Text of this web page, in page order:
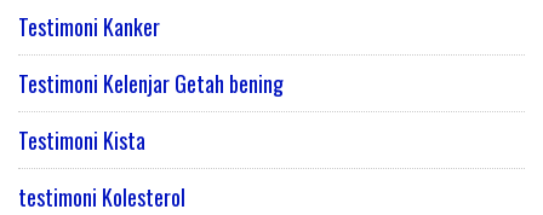
Testimoni Kanker
Testimoni Kelenjar Getah bening
Testimoni Kista
testimoni Kolesterol